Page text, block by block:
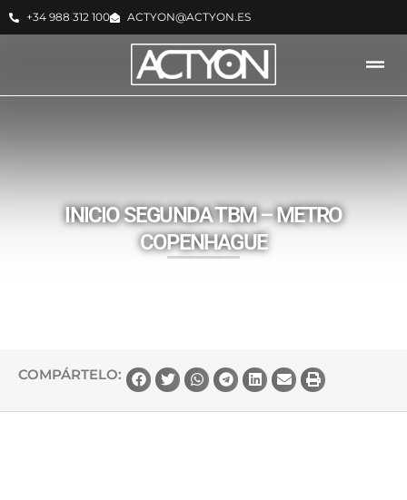
+34 988 312 100 ACTYON@ACTYON.ES
INICIO SEGUNDA TBM – METRO
COPENHAGUE
COMPÁRTELO: